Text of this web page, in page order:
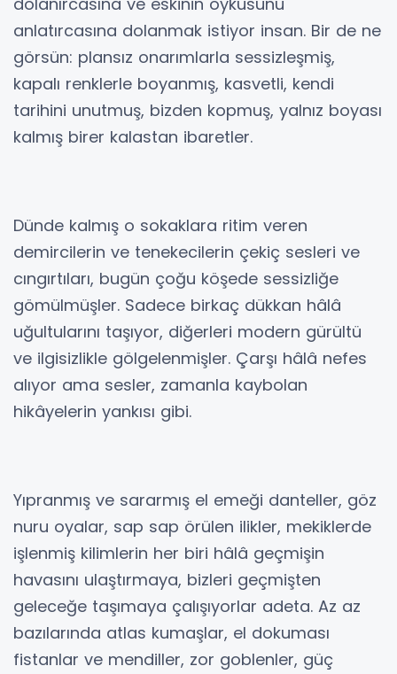
anlatırcasına dolanmak istiyor insan. Bir de ne
görsün: plansız onarımlarla sessizleşmiş,
kapalı renklerle boyanmış, kasvetli, kendi
tarihini unutmuş, bizden kopmuş, yalnız boyası
kalmış birer kalastan ibaretler.
Dünde kalmış o sokaklara ritim veren
demircilerin ve tenekecilerin çekiç sesleri ve
cıngırtıları, bugün çoğu köşede sessizliğe
gömülmüşler. Sadece birkaç dükkan hâlâ
uğultularını taşıyor, diğerleri modern gürültü
ve ilgisizlikle gölgelenmişler. Çarşı hâlâ nefes
alıyor ama sesler, zamanla kaybolan
hikâyelerin yankısı gibi.
Yıpranmış ve sararmış el emeği danteller, göz
nuru oyalar, sap sap örülen ilikler, mekiklerde
işlenmiş kilimlerin her biri hâlâ geçmişin
havasını ulaştırmaya, bizleri geçmişten
geleceğe taşımaya çalışıyorlar adeta. Az az
bazılarında atlas kumaşlar, el dokuması
fistanlar ve mendiller, zor goblenler, güç